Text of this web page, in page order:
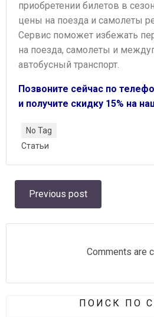
приобретении билетов в
цены на поезда и самолеты
Сервис поможет избежать
на поезда, самолеты и
автобусный транспорт.
Позвоните сейчас по
и получите скидку 15% на
No Tag
Статьи
Навигация
по
записям
Previous post
Comments are
ПОИСК ПО